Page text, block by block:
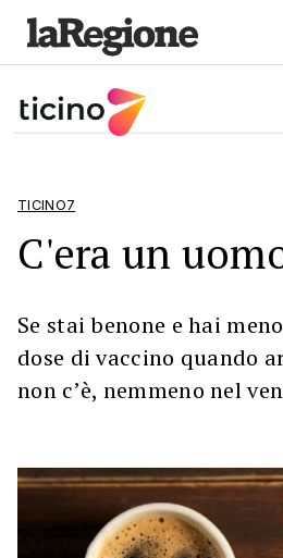
TICINO7
C'era un
Se stai benone e hai
dose di vaccino quando
non cʼè, nemmeno nel